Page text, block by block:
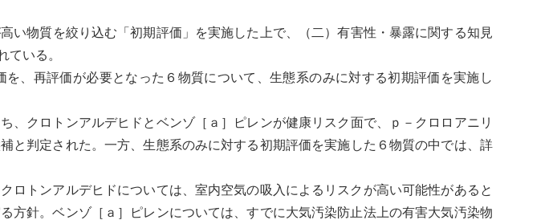
い物質を絞り込む「初期評価」を実施した上で、（二）有害性・暴露に関する知見
ている。
を、再評価が必要となった６物質について、生態系のみに対する初期評価を実施し
、クロトンアルデヒドとベンゾ［ａ］ピレンが健康リスク面で、ｐ－クロロアニリ
と判定された。一方、生態系のみに対する初期評価を実施した６物質の中では、詳
トンアルデヒドについては、室内空気の吸入によるリスクが高い可能性があると
方針。ベンゾ［ａ］ピレンについては、すでに大気汚染防止法上の有害大気汚染物